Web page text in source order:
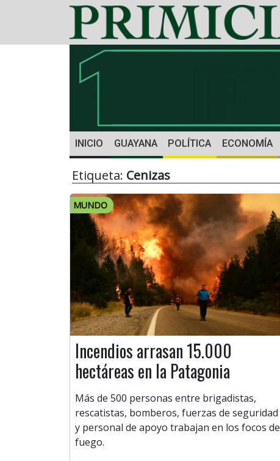
INICIO GUAYANA POLÍTICA ECONOMÍA
Etiqueta: Cenizas
MUNDO
Incendios arrasan 15.000
hectáreas en la Patagonia
Más de 500 personas entre brigadistas,
rescatistas, bomberos, fuerzas de seguridad
y personal de apoyo trabajan en los focos de
fuego.